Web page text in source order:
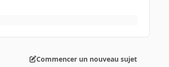
Commencer un nouveau sujet